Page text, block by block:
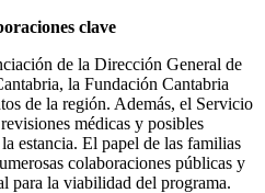
clave
de la Dirección General de
la Fundación Cantabria
de la región. Además, el Servicio
médicas y posibles
estancia. El papel de las familias
colaboraciones públicas y
para la viabilidad del programa.